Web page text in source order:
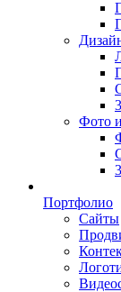
Фото
Портфолио
Сайты